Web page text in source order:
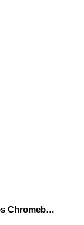
Dale una oportunidad a los Chromebooks y utiliza un proyector para realizar talleres si no tienes pantallas táctiles